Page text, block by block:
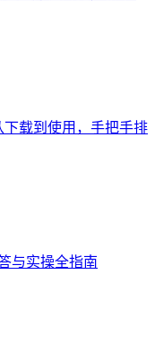
下载到使用，手把手排
与实操全指南